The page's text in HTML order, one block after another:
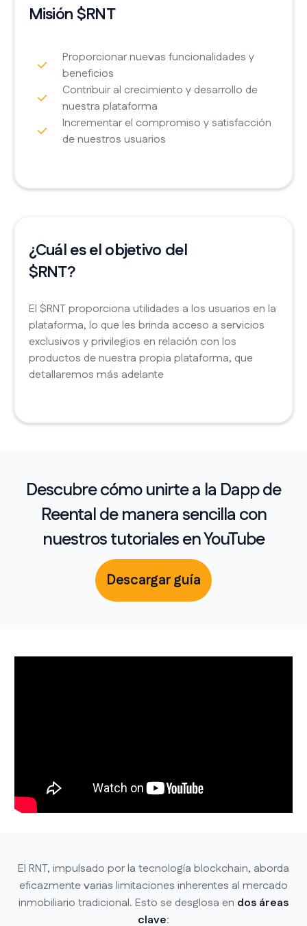
Misión $RNT
Proporcionar nuevas funcionalidades y
beneficios
Contribuir al crecimiento y desarrollo de
nuestra plataforma
Incrementar el compromiso y satisfacción
de nuestros usuarios
¿Cuál es el objetivo del
$RNT?
El $RNT proporciona utilidades a los usuarios en la
plataforma, lo que les brinda acceso a servicios
exclusivos y privilegios en relación con los
productos de nuestra propia plataforma, que
detallaremos más adelante
Descubre cómo unirte a la Dappde
Reental de manera sencilla con
nuestros tutoriales en YouTube
Descargar guía
El RNT, impulsado por la tecnología blockchain, aborda
eficazmente varias limitaciones inherentes al mercado
inmobiliario tradicional. Esto se desglosa en dos áreas
clave: